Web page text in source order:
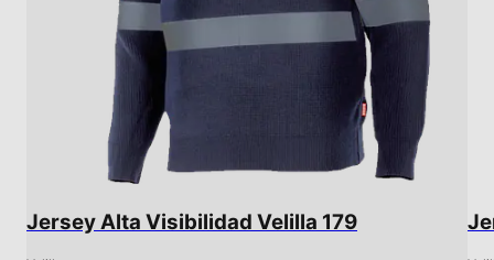
Jersey Alta Visibilidad Velilla 179